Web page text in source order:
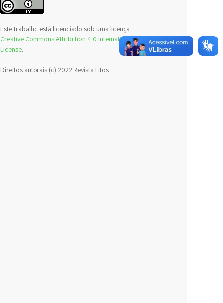
Este trabalho está licenciado sob uma licença
Creative Commons Attribution 4.0 International
License.
Direitos autorais (c) 2022 Revista Fitos